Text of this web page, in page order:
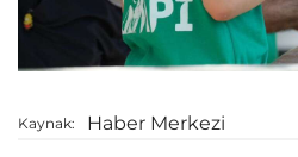
Kaynak: Haber Merkezi